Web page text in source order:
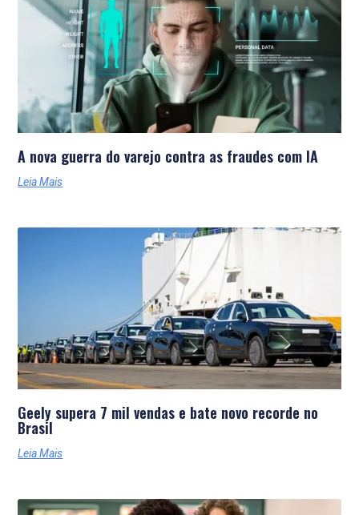
A nova guerra do varejo contra as fraudes com IA
Leia Mais
Geely supera 7 mil vendas e bate novo recorde no
Brasil
Leia Mais